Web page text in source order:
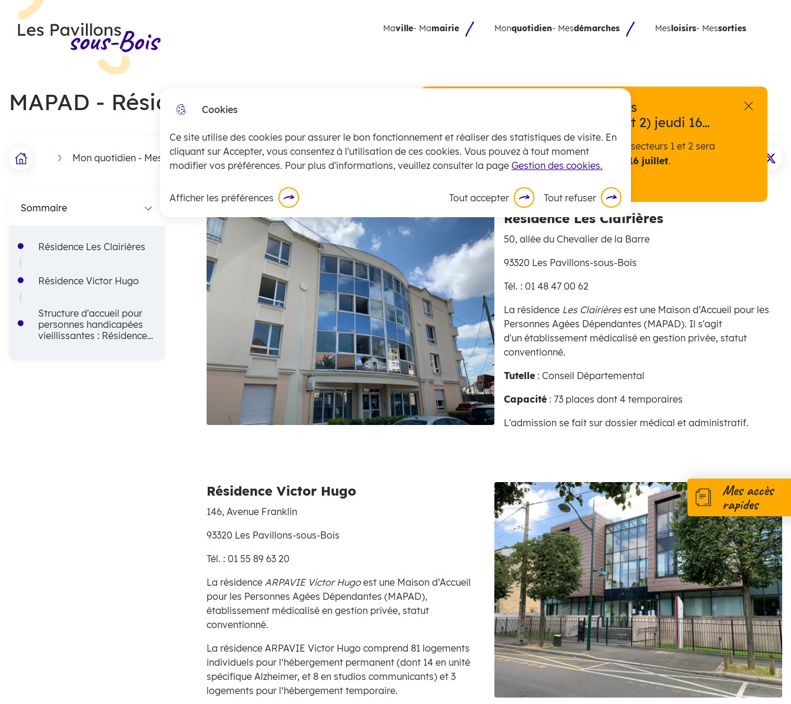
Cookies
Ce site utilise des cookies pour assurer le bon fonctionnement et réaliser des statistiques de visite. En
cliquant sur Accepter, vous consentez à l'utilisation de ces cookies. Vous pouvez à tout moment
modifier vos préférences. Pour plus d'informations, veuillez consulter la page Gestion des cookies.
Afficher les préférences Tout accepter Tout refuser
Skip to menu Skip to site map
fermer
Collecte exceptionnelle des
encombrants (secteurs 1 et 2) jeudi 16
juillet
La
des encombrants pour les secteurs 1 et 2 sera
exceptionnellement assuréece jeudi 16 juillet.
Les Pavillons-sous-Bois
o
Maville- Mamairie Monquotidien- Mesdémarches Mesloisirs- Messorties
MAPAD - Résidence pour personnes âgées
F
A
Accueil Mon quotidien - Mes démarches Seniors Structures d'accueil MAPAD - Résidence pour personnes âgées Imprimer la
Sommaire
Résidence Les Clairières
Résidence Victor Hugo
Structure d'accueil pour
personnes handicapées
vieillissantes : Résidence
Résidence Les Clairières
50, allée du Chevalier de la Barre
93320 Les Pavillons-sous-Bois
Tél. : 01 48 47 00 62
La résidence Les Clairièresest une Maison d’Accueil pour les
Personnes Agées Dépendantes (MAPAD). Il s'agit
d'un établissement médicalisé en gestion privée, statut
conventionné.
Tutelle : Conseil Départemental
Capacité : 73 places dont 4 temporaires
L'admission se fait sur dossier médical et administratif.
Résidence Victor Hugo
146, Avenue Franklin
93320 Les Pavillons-sous-Bois
Tél. : 01 55 89 63 20
La résidence ARPAVIE Victor Hugoest une Maison d’Accueil
pour les Personnes Agées Dépendantes (MAPAD),
établissement médicalisé en gestion privée, statut
conventionné.
La résidence ARPAVIE Victor Hugo comprend 81 logements
individuels pour l‘hébergement permanent (dont 14 en unité
spécifique Alzheimer, et 8 en studios communicants) et 3
logements pour l‘hébergement temporaire.
Mes accès
rapides